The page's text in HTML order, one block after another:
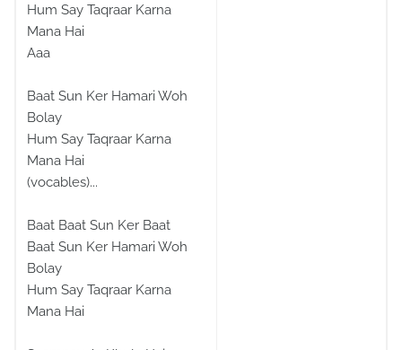
Hum Say Taqraar Karna
Mana Hai
Aaa
Baat Sun Ker Hamari Woh
Bolay
Hum Say Taqraar Karna
Mana Hai
(vocables)...
Baat Baat Sun Ker Baat
Baat Sun Ker Hamari Woh
Bolay
Hum Say Taqraar Karna
Mana Hai